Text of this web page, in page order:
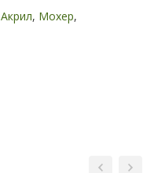
Акрил, Мохер,